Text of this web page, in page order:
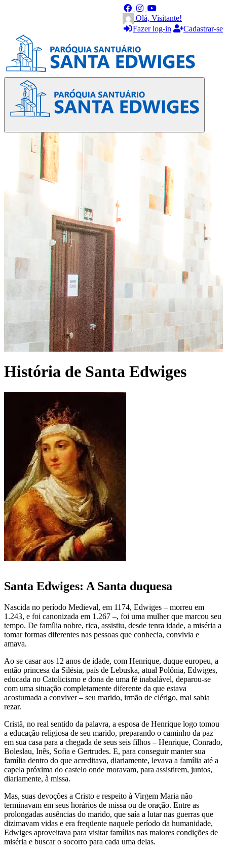
Olá, Visitante!
Fazer log-in
Cadastrar-se
História de Santa Edwiges
Santa Edwiges: A Santa duquesa
Nascida no período Medieval, em 1174, Edwiges – morreu em
1.243, e foi canonizada em 1.267 –, foi uma mulher que marcou seu
tempo. De família nobre, rica, assistiu, desde tenra idade, a miséria a
tomar formas diferentes nas pessoas que conhecia, convivia e
amava.
Ao se casar aos 12 anos de idade, com Henrique, duque europeu, a
então princesa da Silésia, país de Lebuska, atual Polônia, Edwiges,
educada no Catolicismo e dona de uma fé inabalável, deparou-se
com uma situação completamente diferente da que estava
acostumada a conviver – seu marido, irmão de clérigo, mal sabia
rezar.
Cristã, no real sentido da palavra, a esposa de Henrique logo tomou
a educação religiosa de seu marido, preparando o caminho da paz
em sua casa para a chegada de seus seis filhos – Henrique, Conrado,
Boleslau, Inês, Sofia e Gertrudes. E, para conseguir manter sua
família dentro do que acreditava, diariamente, levava a família até a
capela próxima do castelo onde moravam, para assistirem, juntos,
diariamente, à missa.
Mas, suas devoções a Cristo e respeito à Virgem Maria não
terminavam em seus horários de missa ou de oração. Entre as
prolongadas ausências do marido, que saía a lutar nas guerras que
dizimavam vidas e era freqüente naquele período da humanidade,
Edwiges aproveitava para visitar famílias nas maiores condições de
miséria e buscar o socorro para cada uma delas.